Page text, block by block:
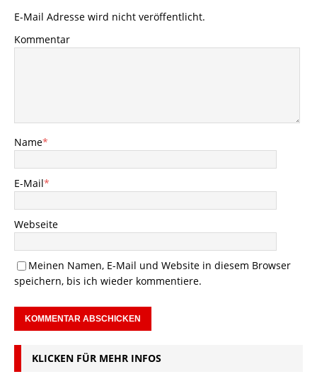
E-Mail Adresse wird nicht veröffentlicht.
Kommentar
Name*
E-Mail*
Webseite
Meinen Namen, E-Mail und Website in diesem Browser
speichern, bis ich wieder kommentiere.
KLICKEN FÜR MEHR INFOS